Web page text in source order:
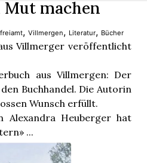
Mut machen
,Villmergen, Literatur, Bücher
Villmerger veröffentlicht
aus Villmergen: Der
Buchhandel. Die Autorin
Wunsch erfüllt.
Alexandra Heuberger hat
...